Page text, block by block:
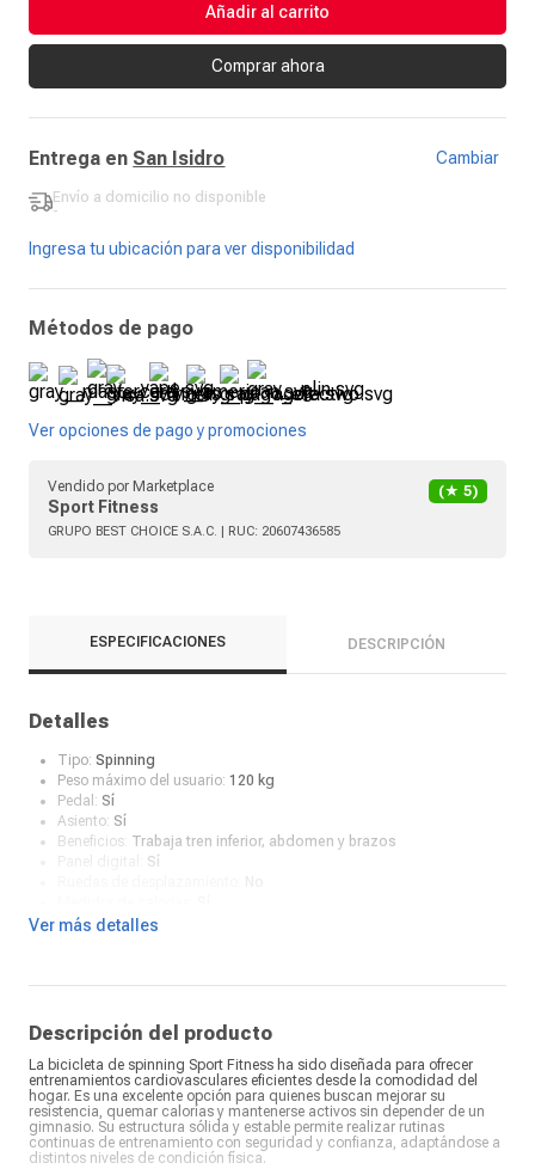
Añadir al carrito
Comprar ahora
Entrega en San Isidro Cambiar
Envío a domicilio no disponible
-
Ingresa tu ubicación para ver disponibilidad
Métodos de pago
Ver opciones de pago y promociones
Vendido por Marketplace
Sport Fitness
(★ 5)
GRUPO BEST CHOICE S.A.C. | RUC: 20607436585
ESPECIFICACIONES DESCRIPCIÓN
Detalles
Tipo: Spinning
Peso máximo del usuario: 120 kg
Pedal: Sí
Asiento: Sí
Beneficios: Trabaja tren inferior, abdomen y brazos
Sí
La caja contiene:
Ver más detalles
Descripción del producto
La bicicleta de spinning Sport Fitness ha sido diseñada para ofrecer
entrenamientos cardiovasculares eficientes desde la comodidad del
hogar. Es una excelente opción para quienes buscan mejorar su
resistencia, quemar calorías y mantenerse activos sin depender de un
gimnasio. Su estructura sólida y estable permite realizar rutinas
continuas de entrenamiento con seguridad y confianza, adaptándose a
distintos niveles de condición física.